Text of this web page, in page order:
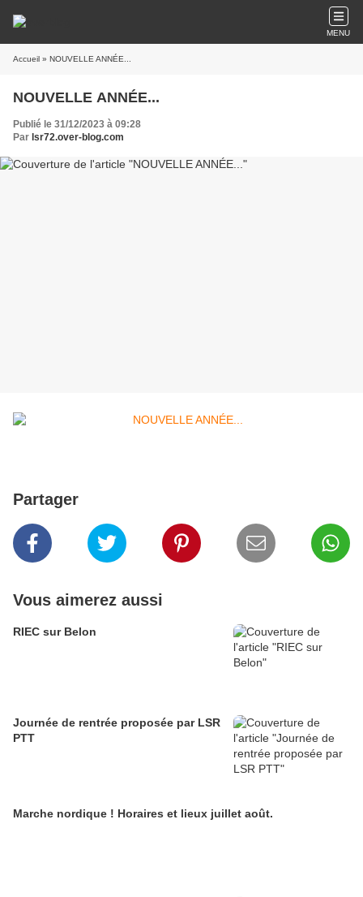
MENU
Accueil » NOUVELLE ANNÉE...
NOUVELLE ANNÉE...
Publié le 31/12/2023 à 09:28
Par lsr72.over-blog.com
Partager
Vous aimerez aussi
RIEC sur Belon
Journée de rentrée proposée par LSR
PTT
Marche nordique ! Horaires et lieux juillet août.